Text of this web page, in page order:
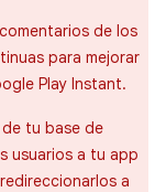
de los
para mejorar
Play Instant.
tu base de
usuarios a tu app
a